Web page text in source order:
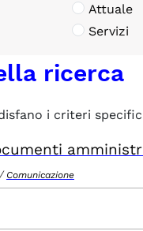
Attuale
Servizi
ricerca
i criteri
/ Comunicazione